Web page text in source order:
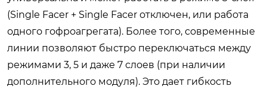
(Single Facer + Single Facer отключен, или работа
одного гофроагрегата). Более того, современные
линии позволяют быстро переключаться между
режимами 3, 5 и даже 7 слоев (при наличии
дополнительного модуля). Это дает гибкость